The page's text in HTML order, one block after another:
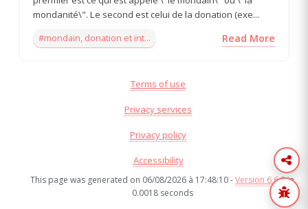
mondanité\". Le second est celui de la donation (exe...
#mondain, donation et int...
Read More
Terms of use
Privacy services
Privacy policy
Accessibility
This page was generated on 06/08/2026 à 17:48:10 -Version 6.6.8in
0.0018 seconds